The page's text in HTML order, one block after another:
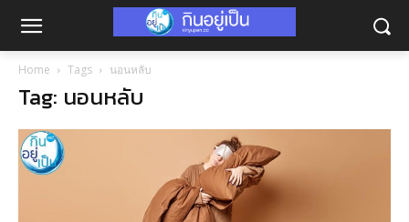
Home Tags นอนหลับ
Tag: นอนหลับ